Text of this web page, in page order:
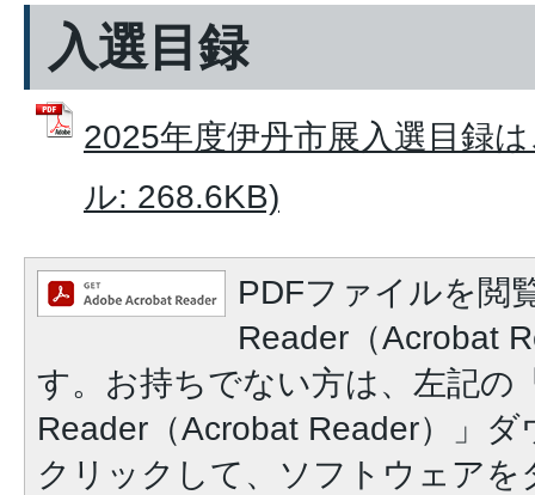
入選目録
2025年度伊丹市展入選目録
ル: 268.6KB)
PDFファイルを閲
Reader（Acrobat
す。お持ちでない方は、左記の
Reader（Acrobat Reader）」
クリックして、ソフトウェア